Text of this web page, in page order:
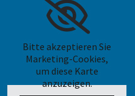
Bitte akzeptieren Sie
Marketing-Cookies,
um diese Karte
anzuzeigen.